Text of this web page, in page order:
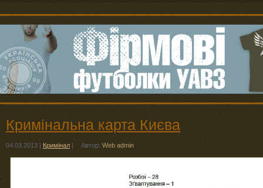
Кримінальна карта Києва
04.03.2013 Кримінал Автор: Web admin